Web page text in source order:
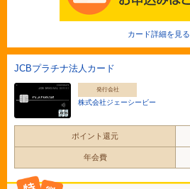
カード詳細を見る
JCBプラチナ法人カード
発行会社
株式会社ジェーシービー
ポイント還元
年会費